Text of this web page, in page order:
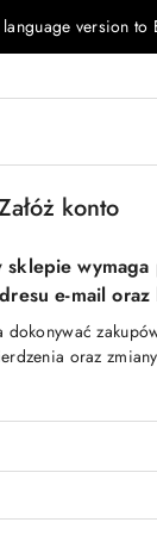
version to
konto
sklepie
e-mail oraz
dokonywać
oraz